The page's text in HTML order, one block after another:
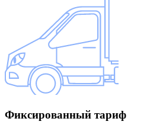
Фиксированный тариф